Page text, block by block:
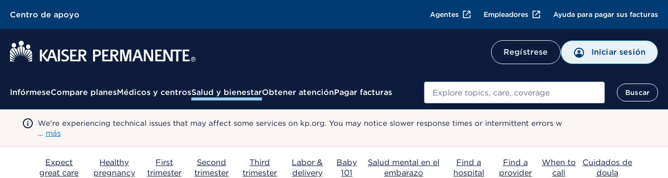
Centro de apoyo Agentes Empleadores Ayuda para pagar sus facturas
Regístrese Iniciar sesión
Menú contextual
InfórmeseCompare planesMédicos y centrosSalud y bienestarObtener atenciónPagar facturas Buscar
We're experiencing technical issues that may affect some services on kp.org. You may notice slower response times or intermittent errors w
… más
Expect
great care
Healthy
pregnancy
First
trimester
Second
trimester
Third
trimester
Labor &
delivery
Baby
101
Salud mental en el
embarazo
Find a
hospital
Find a
provider
When to
call
Cuidados de
doula